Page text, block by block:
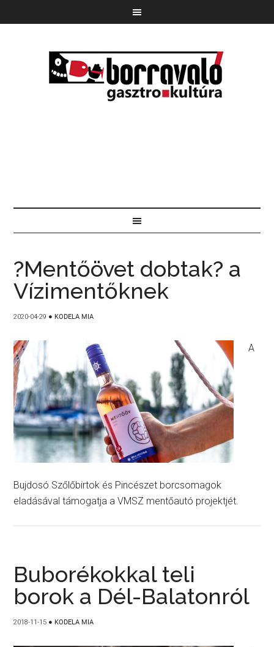
?Mentőövet dobtak? a
Vízimentőknek
2020-04-29 ● KODELA MIA
A
Bujdosó Szőlőbirtok és Pincészet borcsomagok
eladásával támogatja a VMSZ mentőautó projektjét.
Buborékokkal teli
borok a Dél-Balatonról
2018-11-15 ● KODELA MIA